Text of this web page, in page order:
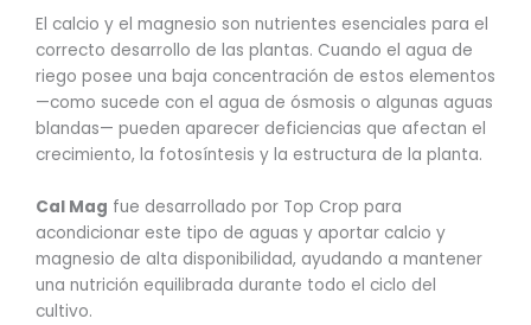
El calcio y el magnesio son nutrientes esenciales para el
correcto desarrollo de las plantas. Cuando el agua de
riego posee una baja concentración de estos elementos
—como sucede con el agua de ósmosis o algunas aguas
blandas— pueden aparecer deficiencias que afectan el
crecimiento, la fotosíntesis y la estructura de la planta.
Cal Mag fue desarrollado por Top Crop para
acondicionar este tipo de aguas y aportar calcio y
magnesio de alta disponibilidad, ayudando a mantener
una nutrición equilibrada durante todo el ciclo del
cultivo.